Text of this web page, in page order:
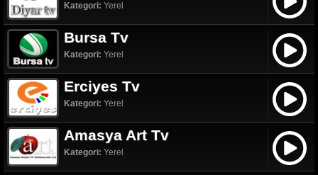
Kategori: Yerel
Bursa Tv
Kategori: Yerel
Erciyes Tv
Kategori: Yerel
Amasya Art Tv
Kategori: Yerel